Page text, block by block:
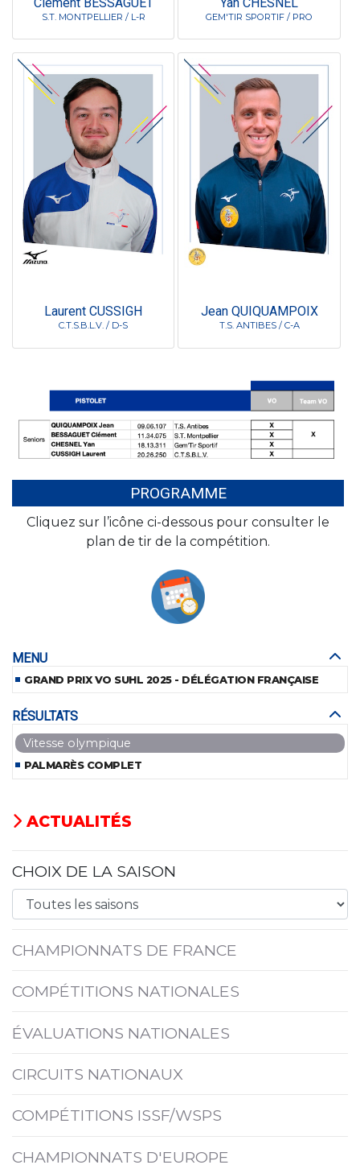
S.T. MONTPELLIER / L-R GEM'TIR SPORTIF / PRO
Laurent CUSSIGH
C.T.S.B.L.V. / D-S
Jean QUIQUAMPOIX
T.S. ANTIBES / C-A
PROGRAMME
Cliquez sur l’icône ci-dessous pour consulter le
plan de tir de la compétition.
MENU
GRAND PRIX VO SUHL 2025 - DÉLÉGATION FRANÇAISE
RÉSULTATS
Vitesse olympique
PALMARÈS COMPLET
ACTUALITÉS
CHOIX DE LA SAISON
CHAMPIONNATS DE FRANCE
COMPÉTITIONS NATIONALES
ÉVALUATIONS NATIONALES
CIRCUITS NATIONAUX
COMPÉTITIONS ISSF/WSPS
CHAMPIONNATS D'EUROPE